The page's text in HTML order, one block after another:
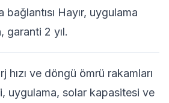
Hayır, uygulama
garanti 2 yıl.
hızı ve döngü ömrü rakamları
uygulama, solar kapasitesi ve